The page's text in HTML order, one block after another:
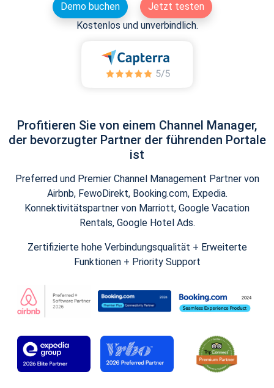
Demo buchen
Jetzt testen
Kostenlos und unverbindlich.
Profitieren Sie von einem Channel Manager,
der bevorzugter Partner der führenden Portale
ist
Preferred und Premier Channel Management Partner von
Airbnb, FewoDirekt, Booking.com, Expedia.
Konnektivitätspartner von Marriott, Google Vacation
Rentals, Google Hotel Ads.
Zertifizierte hohe Verbindungsqualität + Erweiterte
Funktionen + Priority Support